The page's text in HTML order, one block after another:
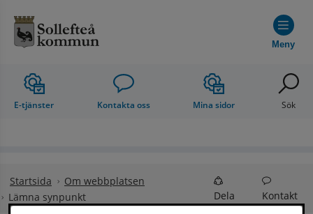
Meny
E-tjänster Kontakta oss Mina sidor Sök
Startsida
Om webbplatsen
Lämna synpunkt
Dela Kontakt